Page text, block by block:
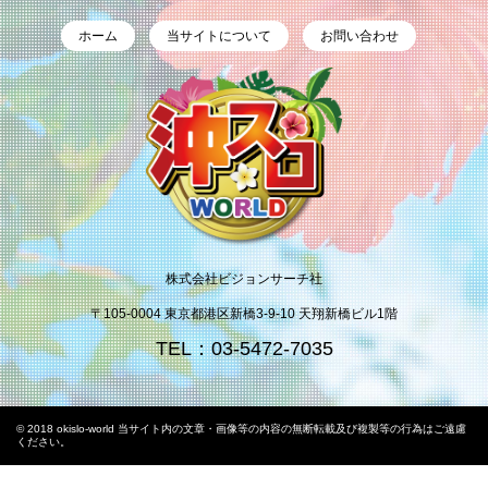
ホーム 当サイトについて お問い合わせ
株式会社ビジョンサーチ社
〒105-0004 東京都港区新橋3-9-10 天翔新橋ビル1階
TEL：03-5472-7035
© 2018 okislo-world 当サイト内の文章・画像等の内容の無断転載及び複製等の行為はご遠慮
ください。